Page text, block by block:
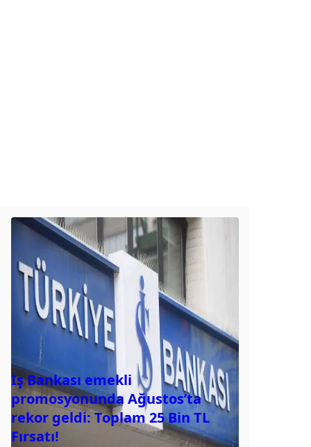
İş Bankası emekli
promosyonunda Ağustos’ta
rekor geldi: Toplam 25 Bin TL
Fırsatı!